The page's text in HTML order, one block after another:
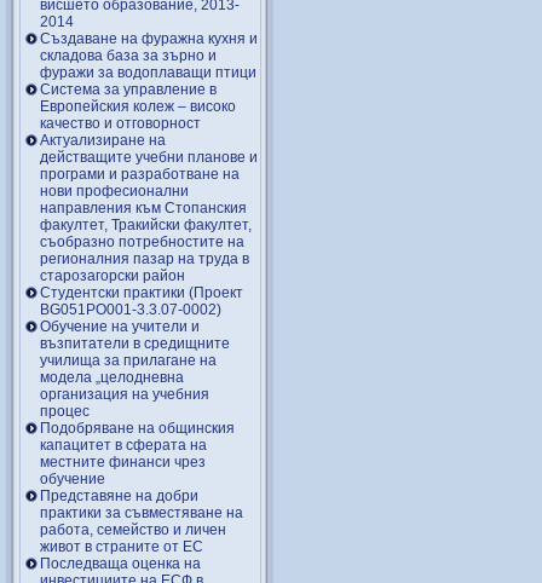
висшето образование, 2013-
2014
Създаване на фуражна кухня и
складова база за зърно и
фуражи за водоплаващи птици
Система за управление в
Европейския колеж – високо
качество и отговорност
Актуализиране на
действащите учебни планове и
програми и разработване на
нови професионални
направления към Стопанския
факултет, Тракийски факултет,
съобразно потребностите на
регионалния пазар на труда в
старозагорски район
Студентски практики (Проект
BG051PO001-3.3.07-0002)
Обучение на учители и
възпитатели в средищните
училища за прилагане на
модела „целодневна
организация на учебния
процес
Подобряване на общинския
капацитет в сферата на
местните финанси чрез
обучение
Представяне на добри
практики за съвместяване на
работа, семейство и личен
живот в страните от ЕС
Последваща оценка на